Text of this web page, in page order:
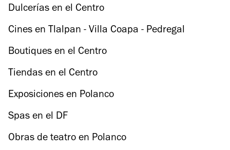
Dulcerías en el Centro
Cines en Tlalpan - Villa Coapa - Pedregal
Boutiques en el Centro
Tiendas en el Centro
Exposiciones en Polanco
Spas en el DF
Obras de teatro en Polanco